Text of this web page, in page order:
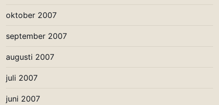
oktober 2007
september 2007
augusti 2007
juli 2007
juni 2007